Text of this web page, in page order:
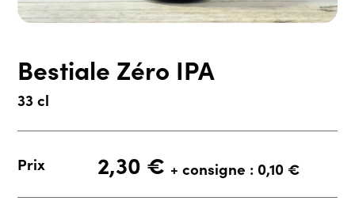
Bestiale Zéro IPA
33 cl
Prix 2,30 € + consigne : 0,10 €